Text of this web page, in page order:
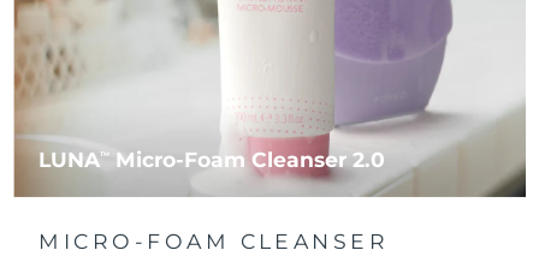
LUNATM Micro-Foam Cleanser 2.0
MICRO-FOAM CLEANSER